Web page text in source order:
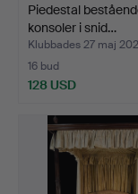
Piedestal
konsoler i snid…
Klubbades 27 maj
16 bud
128 USD